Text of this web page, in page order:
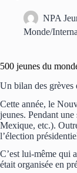
NPA
Monde/
500 jeunes du
Un bilan des grèves
Cette année, le
jeunes. Pendant
Mexique, etc.).
l’élection
C’est lui-même qui
était organisée en